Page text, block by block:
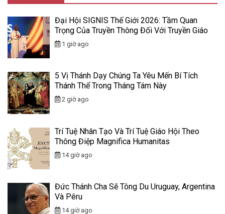
Đại Hội SIGNIS Thế Giới 2026: Tầm Quan
Trọng Của Truyền Thông Đối Với Truyền Giáo
1 giờ ago
5 Vị Thánh Dạy Chúng Ta Yêu Mến Bí Tích
Thánh Thể Trong Tháng Tám Này
2 giờ ago
Trí Tuệ Nhân Tạo Và Trí Tuệ Giáo Hội Theo
Thông Điệp Magnifica Humanitas
14 giờ ago
Đức Thánh Cha Sẽ Tông Du Uruguay, Argentina
Và Pêru
14 giờ ago